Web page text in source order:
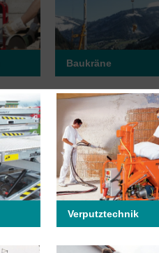
Baukräne
Verputztechnik